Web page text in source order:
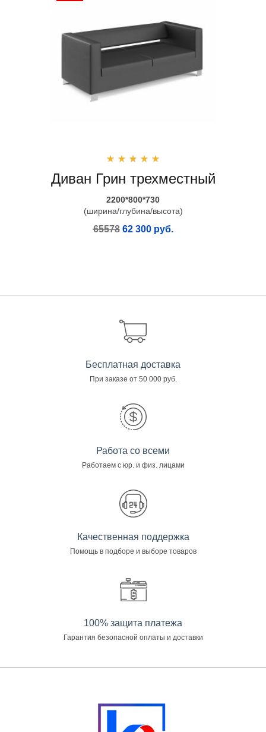
Диван Грин трехместный
2200*800*730
(ширина/глубина/высота)
65578 62 300 руб.
Бесплатная доставка
При заказе от 50 000 руб.
Работа со всеми
Работаем с юр. и физ. лицами
Качественная поддержка
Помощь в подборе и выборе товаров
100% защита платежа
Гарантия безопасной оплаты и доставки